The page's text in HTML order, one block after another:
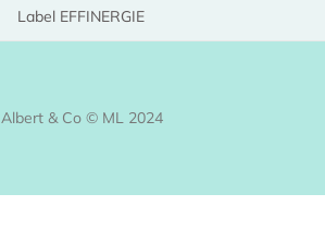
Label EFFINERGIE
Albert & Co © ML 2024